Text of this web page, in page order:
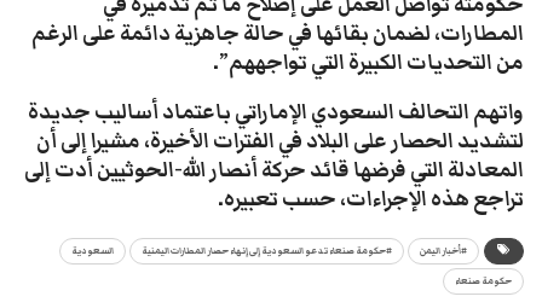
المطارات، لضمان بقائها في حالة جاهزية دائمة على الرغم
من التحديات الكبيرة التي تواجههم”.
واتهم التحالف السعودي الإماراتي باعتماد أساليب جديدة
لتشديد الحصار على البلاد في الفترات الأخيرة، مشيرا إلى أن
المعادلة التي فرضها قائد حركة أنصار الله-الحوثيين أدت إلى
تراجع هذه الإجراءات، حسب تعبيره.
#أخبار اليمن #حكومة صنعاء تدعو السعودية إلى إنهاء حصار المطارات اليمنية السعودية
حكومة صنعاء